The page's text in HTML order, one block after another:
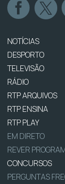
NOTÍCIAS
DESPORTO
TELEVISÃO
RÁDIO
RTP ARQUIVOS
RTP ENSINA
RTP PLAY
EM DIRETO
REVER
CONCURSOS
PERGUNTAS